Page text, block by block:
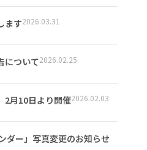
ます2026.03.31
について2026.02.25
2月10日より開催2026.02.03
ダー」写真変更のお知らせ